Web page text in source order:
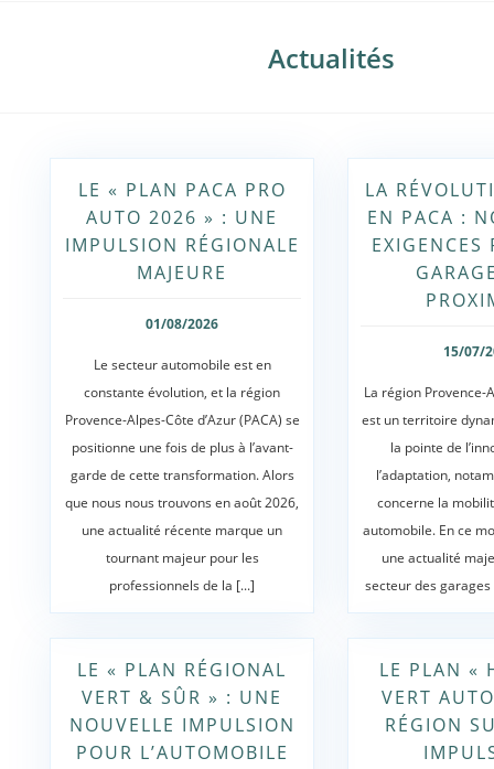
Actualités
LE « PLAN PACA PRO
AUTO 2026 » : UNE
IMPULSION RÉGIONALE
MAJEURE
01/08/2026
Le secteur automobile est en
constante évolution, et la région
Provence-Alpes-Côte d’Azur (PACA) se
positionne une fois de plus à l’avant-
garde de cette transformation. Alors
que nous nous trouvons en août 2026,
une actualité récente marque un
tournant majeur pour les
professionnels de la [...]
LA
EN PACA :
EXIGENCES
15/07/
La région Provence-
est un territoire
la pointe de
l’adaptation,
concerne la
automobile. En ce
une actualité
secteur des
LE « PLAN RÉGIONAL
VERT & SÛR » : UNE
NOUVELLE IMPULSION
POUR L’AUTOMOBILE
LE PLAN «
VERT
RÉGION